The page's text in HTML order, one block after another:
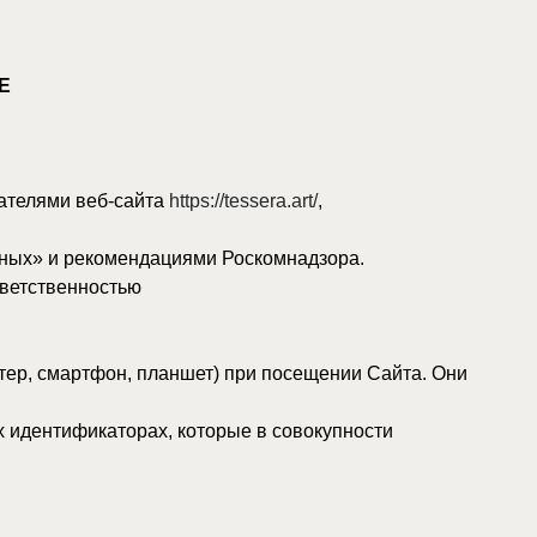
Роскомнадзора.
при посещении Сайта. Они
которые в совокупности